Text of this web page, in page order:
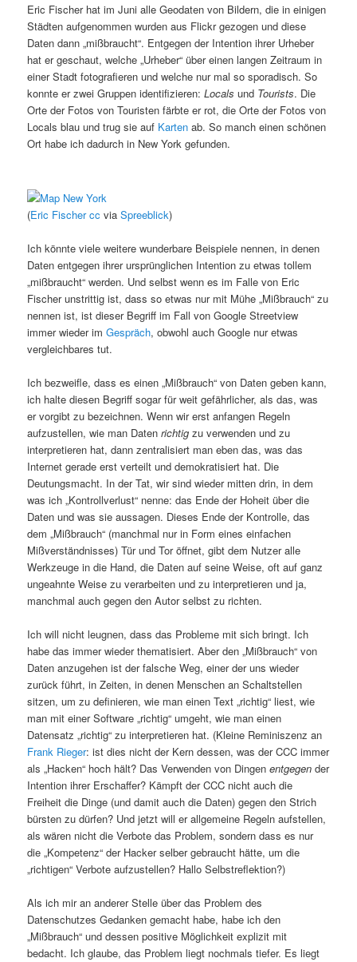
Eric Fischer hat im Juni alle Geodaten von Bildern, die in einigen
Städten aufgenommen wurden aus Flickr gezogen und diese
Daten dann „mißbraucht“. Entgegen der Intention ihrer Urheber
hat er geschaut, welche „Urheber“ über einen langen Zeitraum in
einer Stadt fotografieren und welche nur mal so sporadisch. So
konnte er zwei Gruppen identifizieren:Locals und Tourists. Die
Orte der Fotos von Touristen färbte er rot, die Orte der Fotos von
Locals blau und trug sie auf Karten ab. So manch einen schönen
Ort habe ich dadurch in New York gefunden.
(Eric Fischer cc viaSpreeblick)
Ich könnte viele weitere wunderbare Beispiele nennen, in denen
Daten entgegen ihrer ursprünglichen Intention zu etwas tollem
„mißbraucht“ werden. Und selbst wenn es im Falle von Eric
Fischer unstrittig ist, dass so etwas nur mit Mühe „Mißbrauch“ zu
nennen ist, ist dieser Begriff im Fall von Google Streetview
immer wieder imGespräch, obwohl auch Google nur etwas
vergleichbares tut.
Ich bezweifle, dass es einen „Mißbrauch“ von Daten geben kann,
ich halte diesen Begriff sogar für weit gefährlicher, als das, was
er vorgibt zu bezeichnen. Wenn wir erst anfangen Regeln
aufzustellen, wie man Datenrichtig zu verwenden und zu
interpretieren hat, dann zentralisiert man eben das, was das
Internet gerade erst verteilt und demokratisiert hat. Die
Deutungsmacht. In der Tat, wir sind wieder mitten drin, in dem
was ich „Kontrollverlust“ nenne: das Ende der Hoheit über die
Daten und was sie aussagen. Dieses Ende der Kontrolle, das
dem „Mißbrauch“ (manchmal nur in Form eines einfachen
Mißverständnisses) Tür und Tor öffnet, gibt dem Nutzer alle
Werkzeuge in die Hand, die Daten auf seine Weise, oft auf ganz
ungeahnte Weise zu verarbeiten und zu interpretieren und ja,
manchmal auch gegen den Autor selbst zu richten.
Ich will nicht leugnen, dass das Probleme mit sich bringt. Ich
habe das immer wieder thematisiert. Aber den „Mißbrauch“ von
Daten anzugehen ist der falsche Weg, einer der uns wieder
zurück führt, in Zeiten, in denen Menschen an Schaltstellen
sitzen, um zu definieren, wie man einen Text „richtig“ liest, wie
man mit einer Software „richtig“ umgeht, wie man einen
Datensatz „richtig“ zu interpretieren hat. (Kleine Reminiszenz an
Frank Rieger: ist dies nicht der Kern dessen, was der CCC immer
als „Hacken“ hoch hält? Das Verwenden von Dingenentgegen der
Intention ihrer Erschaffer? Kämpft der CCC nicht auch die
Freiheit die Dinge (und damit auch die Daten) gegen den Strich
bürsten zu dürfen? Und jetzt will er allgemeine Regeln aufstellen,
als wären nicht die Verbote das Problem, sondern dass es nur
die „Kompetenz“ der Hacker selber gebraucht hätte, um die
„richtigen“ Verbote aufzustellen? Hallo Selbstreflektion?)
Als ich mir an anderer Stelle über das Problem des
Datenschutzes Gedanken gemacht habe, habe ich den
„Mißbrauch“ und dessen positive Möglichkeit explizit mit
bedacht. Ich glaube, das Problem liegt nochmals tiefer. Es liegt